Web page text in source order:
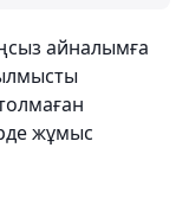
айналымға
жұмыс